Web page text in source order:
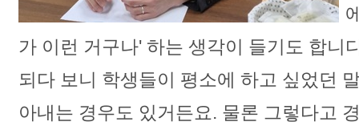
가 이런 거구나' 하는 생각이 들기도 합니
되다 보니 학생들이 평소에 하고 싶었던
아내는 경우도 있거든요. 물론 그렇다고